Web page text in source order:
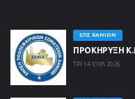
ΕΠΣ ΧΑΝΊΩΝ
ΠΡΟΚΗΡΥΞΗ
ΤΡΙ 14 ΙΟΥΛ 2026